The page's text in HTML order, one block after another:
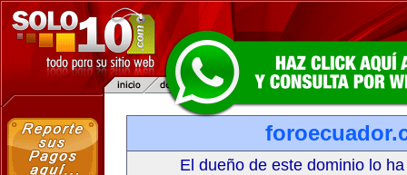
El dueño de este dominio lo